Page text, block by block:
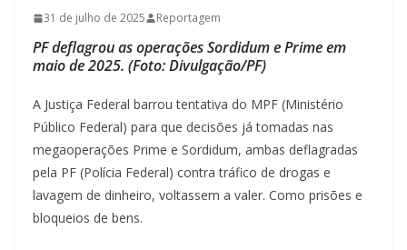
31 de julho de 2025 Reportagem
PF deflagrou as operações Sordidum e Prime em
maio de 2025. (Foto: Divulgação/PF)
A Justiça Federal barrou tentativa do MPF (Ministério
Público Federal) para que decisões já tomadas nas
megaoperações Prime e Sordidum, ambas deflagradas
pela PF (Polícia Federal) contra tráfico de drogas e
lavagem de dinheiro, voltassem a valer. Como prisões e
bloqueios de bens.